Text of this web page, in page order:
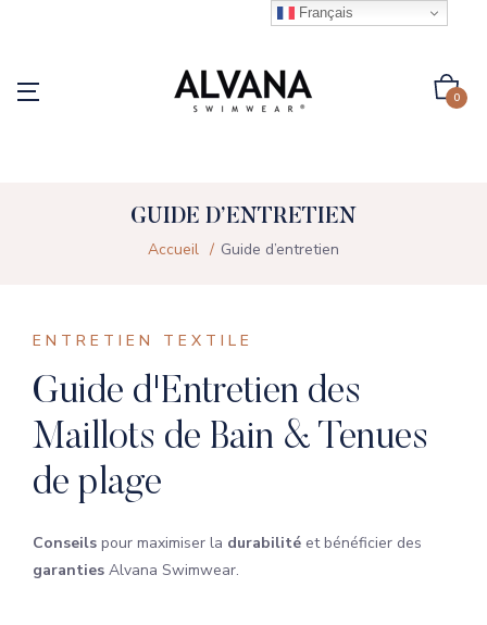
0
GUIDE D’ENTRETIEN
Accueil Guide d’entretien
ENTRETIEN TEXTILE
Guide d'Entretien des
Maillots de Bain & Tenues
de plage
Conseils pour maximiser la durabilité et bénéficier des
garanties Alvana Swimwear.
Français